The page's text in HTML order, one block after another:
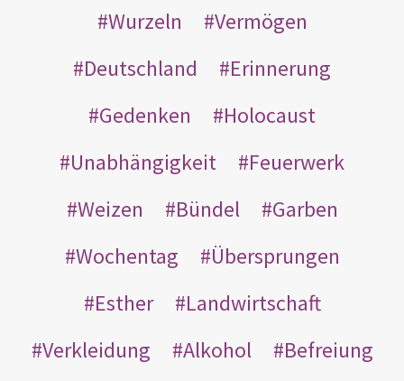
Wurzeln
Vermögen
Deutschland
Erinnerung
Gedenken
Holocaust
Unabhängigkeit
Feuerwerk
Weizen
Bündel
Garben
Wochentag
Übersprungen
Esther
Landwirtschaft
Verkleidung
Alkohol
Befreiung